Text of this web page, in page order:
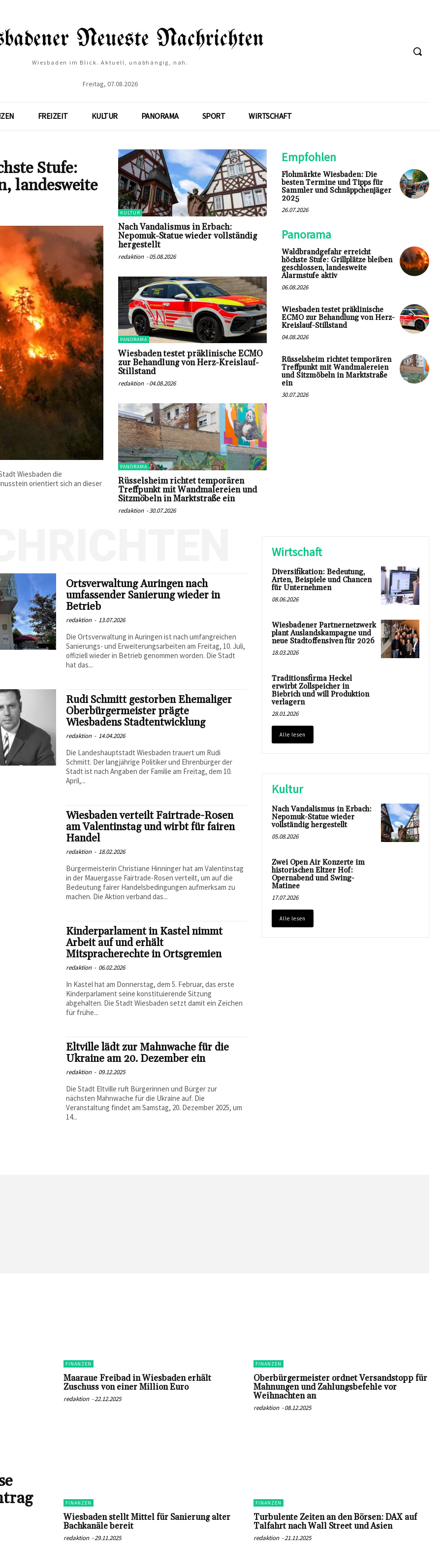
Wiesbaden im Blick. Aktuell, unabhängig, nah.
Freitag, 07.08.2026
FREIZEIT KULTUR PANORAMA SPORT WIRTSCHAFT
Stufe:
landesweite
Wiesbaden die
orientiert sich an dieser
KULTUR
Nach Vandalismus in Erbach:
Nepomuk-Statue wieder vollständig
hergestellt
redaktion -05.08.2026
PANORAMA
Wiesbaden testet präklinische ECMO
zur Behandlung von Herz-Kreislauf-
Stillstand
redaktion -04.08.2026
PANORAMA
Rüsselsheim richtet temporären
Treffpunkt mit Wandmalereien und
Sitzmöbeln in Marktstraße ein
redaktion -30.07.2026
Empfohlen
Flohmärkte Wiesbaden: Die
besten Termine und Tipps für
Sammler und Schnäppchenjäger
2025
26.07.2026
Panorama
Waldbrandgefahr erreicht
höchste Stufe: Grillplätze bleiben
geschlossen, landesweite
Alarmstufe aktiv
06.08.2026
Wiesbaden testet präklinische
ECMO zur Behandlung von Herz-
Kreislauf-Stillstand
04.08.2026
Rüsselsheim richtet temporären
Treffpunkt mit Wandmalereien
und Sitzmöbeln in Marktstraße
ein
30.07.2026
Ortsverwaltung Auringen nach
umfassender Sanierung wieder in
Betrieb
redaktion - 13.07.2026
Die Ortsverwaltung in Auringen ist nach umfangreichen
Sanierungs- und Erweiterungsarbeiten am Freitag, 10. Juli,
offiziell wieder in Betrieb genommen worden. Die Stadt
hat das...
Rudi Schmitt gestorben Ehemaliger
Oberbürgermeister prägte
Wiesbadens Stadtentwicklung
redaktion - 14.04.2026
Die Landeshauptstadt Wiesbaden trauert um Rudi
Schmitt. Der langjährige Politiker und Ehrenbürger der
Stadt ist nach Angaben der Familie am Freitag, dem 10.
April,...
Wiesbaden verteilt Fairtrade-Rosen
am Valentinstag und wirbt für fairen
Handel
redaktion - 18.02.2026
Bürgermeisterin Christiane Hinninger hat am Valentinstag
in der Mauergasse Fairtrade-Rosen verteilt, um auf die
Bedeutung fairer Handelsbedingungen aufmerksam zu
machen. Die Aktion verband das...
Kinderparlament in Kastel nimmt
Arbeit auf und erhält
Mitspracherechte in Ortsgremien
redaktion - 06.02.2026
In Kastel hat am Donnerstag, dem 5. Februar, das erste
Kinderparlament seine konstituierende Sitzung
abgehalten. Die Stadt Wiesbaden setzt damit ein Zeichen
für frühe...
Eltville lädt zur Mahnwache für die
Ukraine am 20. Dezember ein
redaktion - 09.12.2025
Die Stadt Eltville ruft Bürgerinnen und Bürger zur
nächsten Mahnwache für die Ukraine auf. Die
Veranstaltung findet am Samstag, 20. Dezember 2025, um
14...
Wirtschaft
Diversifikation: Bedeutung,
Arten, Beispiele und Chancen
für Unternehmen
08.06.2026
Wiesbadener Partnernetzwerk
plant Auslandskampagne und
neue Stadtoffensiven für 2026
18.03.2026
Traditionsfirma Heckel
erwirbt Zollspeicher in
Biebrich und will Produktion
verlagern
28.01.2026
Alle lesen
Kultur
Nach Vandalismus in Erbach:
Nepomuk-Statue wieder
vollständig hergestellt
05.08.2026
Zwei Open Air Konzerte im
historischen Eltzer Hof:
Opernabend und Swing-
Matinee
17.07.2026
Alle lesen
FINANZEN
Maaraue Freibad in Wiesbaden erhält
Zuschuss von einer Million Euro
redaktion -22.12.2025
FINANZEN
Oberbürgermeister ordnet Versandstopp für
Mahnungen und Zahlungsbefehle vor
Weihnachten an
redaktion -08.12.2025
FINANZEN
Wiesbaden stellt Mittel für Sanierung alter
Bachkanäle bereit
redaktion -29.11.2025
FINANZEN
Turbulente Zeiten an den Börsen: DAX auf
Talfahrt nach Wall Street und Asien
redaktion -21.11.2025